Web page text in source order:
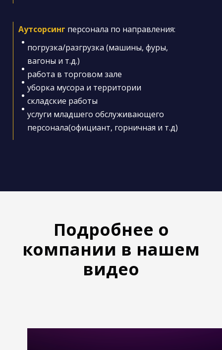
Аутсорсинг персонала по направления:
погрузка/разгрузка (машины, фуры,
вагоны и т.д.)
работа в торговом зале
уборка мусора и территории
складские работы
услуги младшего обслуживающего
персонала(официант, горничная и т.д)
Подробнее о
компании в нашем
видео